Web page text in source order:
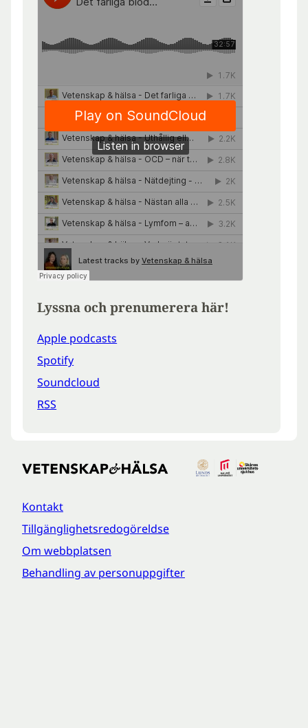
Lyssna och prenumerera här!
Apple podcasts
Spotify
Soundcloud
RSS
Kontakt
Tillgänglighetsredogöreldse
Om webbplatsen
Behandling av personuppgifter